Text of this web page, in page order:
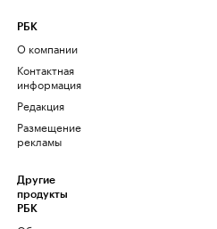
РБК
О компании
Контактная
информация
Редакция
Размещение
рекламы
Другие
продукты
РБК